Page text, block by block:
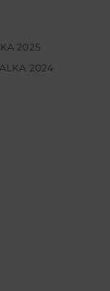
2025
2024